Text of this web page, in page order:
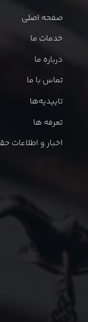
صفحه اصلی
خدمات ما
درباره ما
تماس با ما
تاییدیه‌ها
تعرفه ها
اخبار و اطلاعات